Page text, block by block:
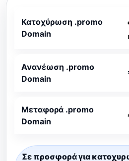
Κατοχύρωση .promo
Domain
Ανανέωση .promo
Domain
Μεταφορά .promo
Domain
Σε προσφορά για